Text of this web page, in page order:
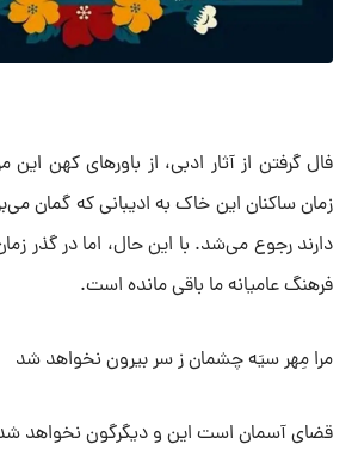
فال گرفتن از آثار ادبی، از باور‌های کهن
زمان ساکنان این خاک به ادیبانی که گمان
دارند رجوع می‌شد. با این حال، اما در گذر
فرهنگ عامیانه ما باقی مانده است.
مرا مِهر سیَه چشمان ز سر بیرون نخواهد شد
قضای آسمان است این و دیگرگون نخواهد